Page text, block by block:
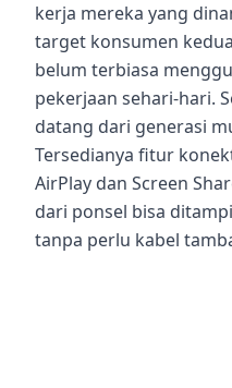
kerja mereka yang
target konsumen
belum terbiasa
pekerjaan sehari-hari.
datang dari generasi
Tersedianya fitur
AirPlay dan Screen
dari ponsel bisa
tanpa perlu kabel